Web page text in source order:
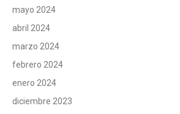
mayo 2024
abril 2024
marzo 2024
febrero 2024
enero 2024
diciembre 2023